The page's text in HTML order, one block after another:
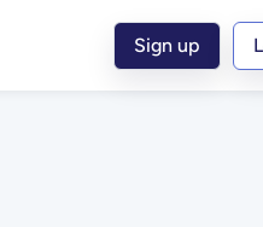
Sign up